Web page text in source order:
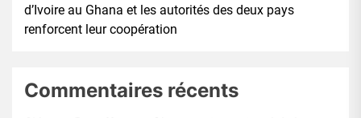
d’Ivoire au Ghana et les autorités des deux pays
renforcent leur coopération
Commentaires récents